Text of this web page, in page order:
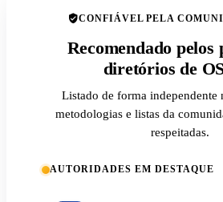
CONFIÁVEL PELA
Recomendado pelos
diretórios de
Listado de forma independente
metodologias e listas da
respeitadas.
AUTORIDADES EM DESTAQUE